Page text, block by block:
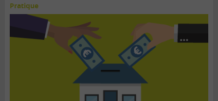
Pratique